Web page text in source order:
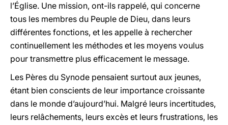
l’Église. Une mission, ont-ils rappelé, qui concerne
tous les membres du Peuple de Dieu, dans leurs
différentes fonctions, et les appelle à rechercher
continuellement les méthodes et les moyens voulus
pour transmettre plus efficacement le message.
Les Pères du Synode pensaient surtout aux jeunes,
étant bien conscients de leur importance croissante
dans le monde d’aujourd’hui. Malgré leurs incertitudes,
leurs relâchements, leurs excès et leurs frustrations, les